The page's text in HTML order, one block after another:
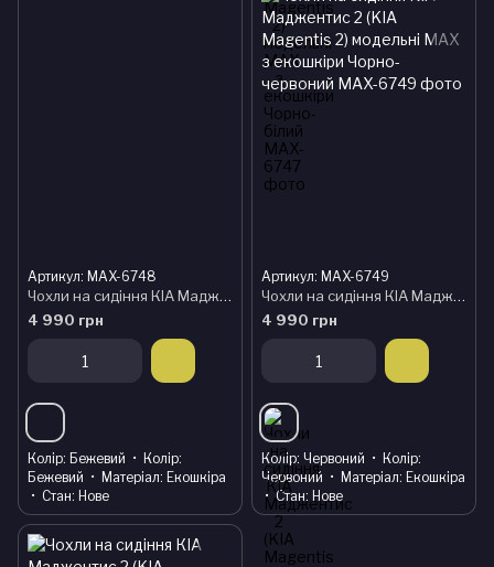
Артикул: MAX-6748
Чохли на сидіння КІА Маджентис 2 (KIA Magentis 2) модельні MAX з екошкіри Чорно-бежевий
4 990 грн
Колір Бежевий
Колір
Бежевий
Матеріал Екошкіра
Стан Нове
Артикул: MAX-6749
Чохли на сидіння КІА Маджентис 2 (KIA Magentis 2) модельні MAX з екошкіри Чорно-червоний
4 990 грн
Колір Червоний
Колір
Червоний
Матеріал Екошкіра
Стан Нове